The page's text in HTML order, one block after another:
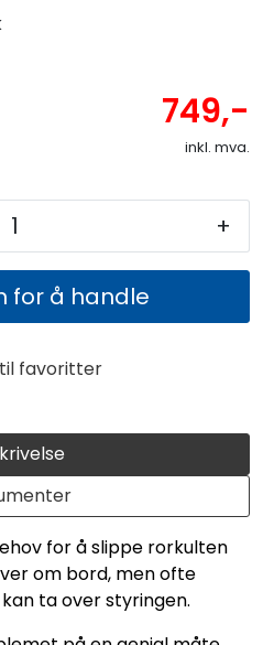
for å slippe rorkulten
om bord, men ofte
ta over styringen.
749,-
inkl. mva.
+
for å handle
favoritter